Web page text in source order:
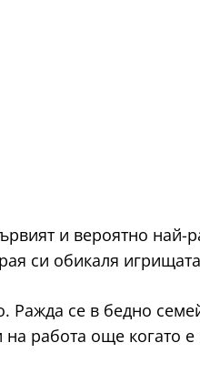
и вероятно най-
си обикаля
Ражда се в бедно
работа още когато